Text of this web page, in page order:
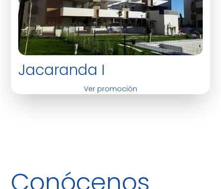
Jacaranda I
Ver promoción